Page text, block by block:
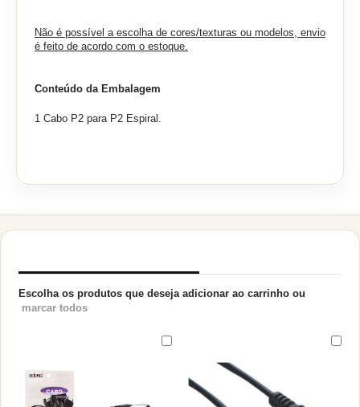
Não é possível a escolha de cores/texturas ou modelos, envio
é feito de acordo com o estoque.
Conteúdo da Embalagem
1 Cabo P2 para P2 Espiral.
Escolha os produtos que deseja adicionar ao carrinho ou
marcar todos